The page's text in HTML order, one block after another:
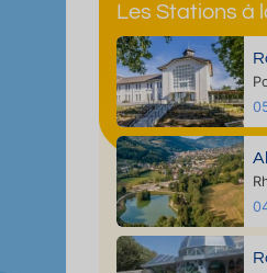
Les Stations à